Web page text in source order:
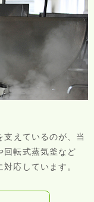
えているのが、当
回転式蒸気釜など
応しています。